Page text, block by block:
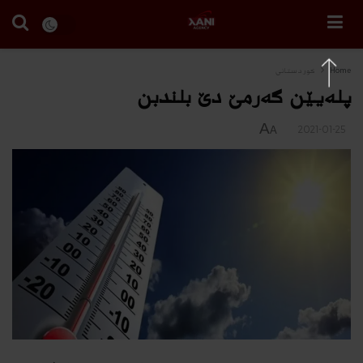
Home كوردستانى
پلەیێن گەرمێ دێ بلندبن
A
A